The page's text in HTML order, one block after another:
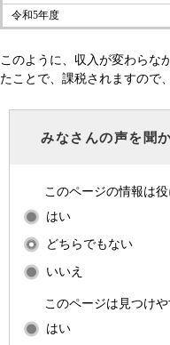
令和5年度
このように、収入が変わらな
たことで、課税されますので
みなさんの声を聞
このページの情報は
はい
どちらでもない
いいえ
このページは見つけ
はい